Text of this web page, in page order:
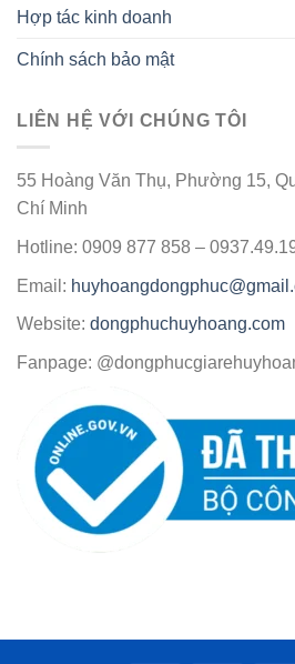
Hợp tác kinh doanh
Chính sách bảo mật
LIÊN HỆ VỚI CHÚNG TÔI
55 Hoàng Văn Thụ, Phường 15,
Chí Minh
Hotline: 0909 877 858 –
Email:
Website: dongphuchuyhoang.com
Fanpage: